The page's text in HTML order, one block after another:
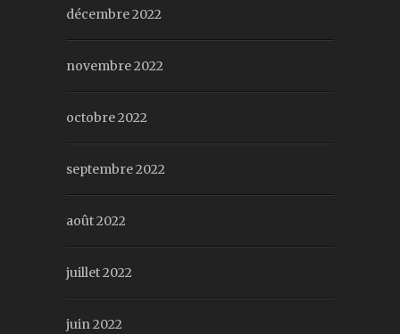
décembre 2022
novembre 2022
octobre 2022
septembre 2022
août 2022
juillet 2022
juin 2022